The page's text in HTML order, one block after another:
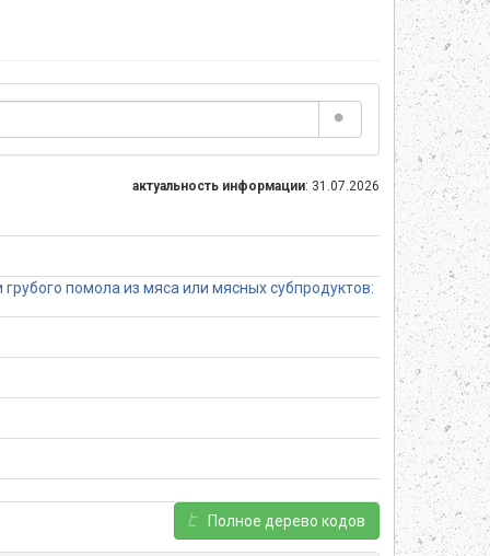
актуальность информации: 31.07.2026
помола из мяса или мясных субпродуктов:
Полное дерево кодов